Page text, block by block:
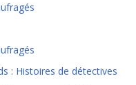
: Histoires de détectives